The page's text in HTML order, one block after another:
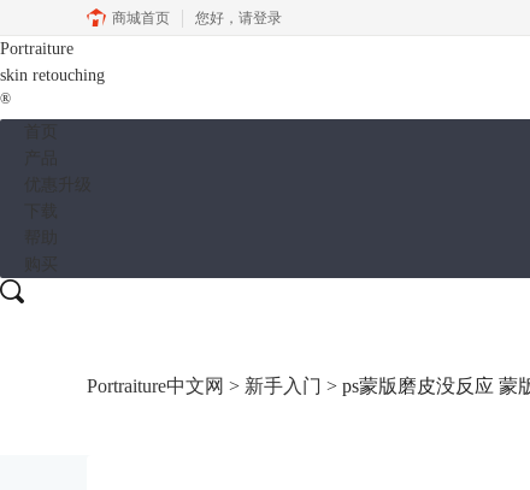
商城首页 您好， 请登录
Portraiture
skin retouching
®
Portraiture中文网 > 新手入门 > ps蒙版磨皮没反应 蒙